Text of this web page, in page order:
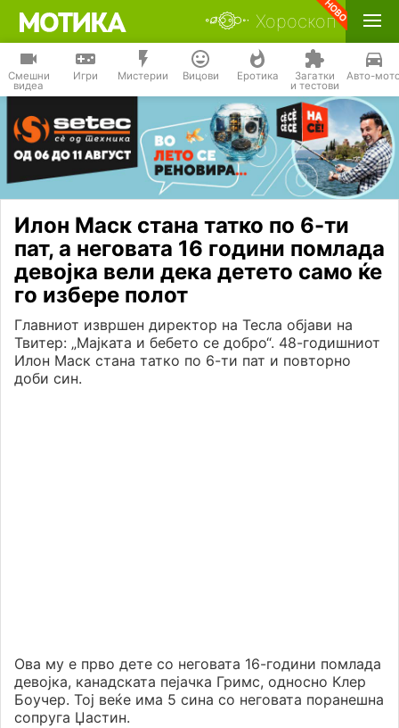
Хороскоп
Смешни
видеа
Игри Мистерии Вицови Еротика Загатки
и тестови
Авто-
Илон Маск стана татко по 6-ти
пат, а неговата 16 години помлада
девојка вели дека детето само ќе
го избере полот
Главниот извршен директор на Тесла објави на
Твитер: „Мајката и бебето се добро“. 48-годишниот
Илон Маск стана татко по 6-ти пат и повторно
доби син.
Ова му е прво дете со неговата 16-години помлада
девојка, канадската пејачка Гримс, односно Клер
Боучер. Тој веќе има 5 сина со неговата поранешна
сопруга Џастин.